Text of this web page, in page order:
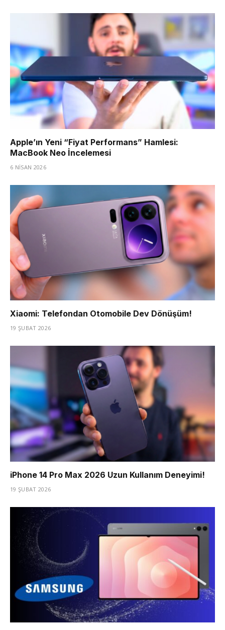
Apple’ın Yeni “Fiyat Performans” Hamlesi:
MacBook Neo İncelemesi
6 NISAN 2026
Xiaomi: Telefondan Otomobile Dev Dönüşüm!
19 ŞUBAT 2026
iPhone 14 Pro Max 2026 Uzun Kullanım Deneyimi!
19 ŞUBAT 2026